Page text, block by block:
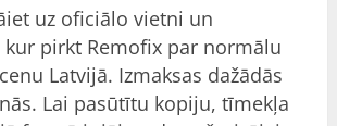
uz oficiālo vietni un
pirkt Remofix par normālu
Latvijā. Izmaksas dažādās
Lai pasūtītu kopiju, tīmekļa